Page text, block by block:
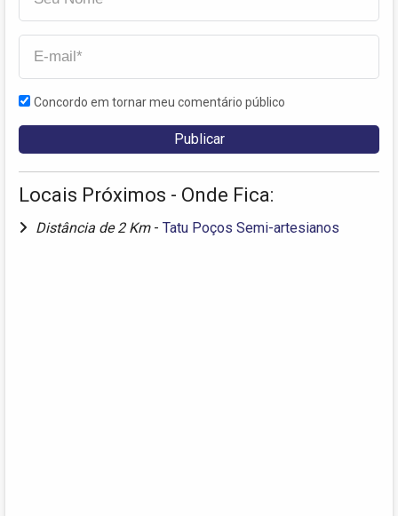
Concordo em tornar meu comentário público
Locais Próximos - Onde Fica:
Distância de 2 Km - Tatu Poços Semi-artesianos